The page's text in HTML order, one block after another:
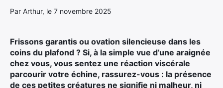
Par Arthur, le 7 novembre 2025
Frissons garantis ou ovation silencieuse dans les
coins du plafond ? Si, à la simple vue d’une araignée
chez vous, vous sentez une réaction viscérale
parcourir votre échine, rassurez-vous : la présence
de ces petites créatures ne signifie ni malheur, ni